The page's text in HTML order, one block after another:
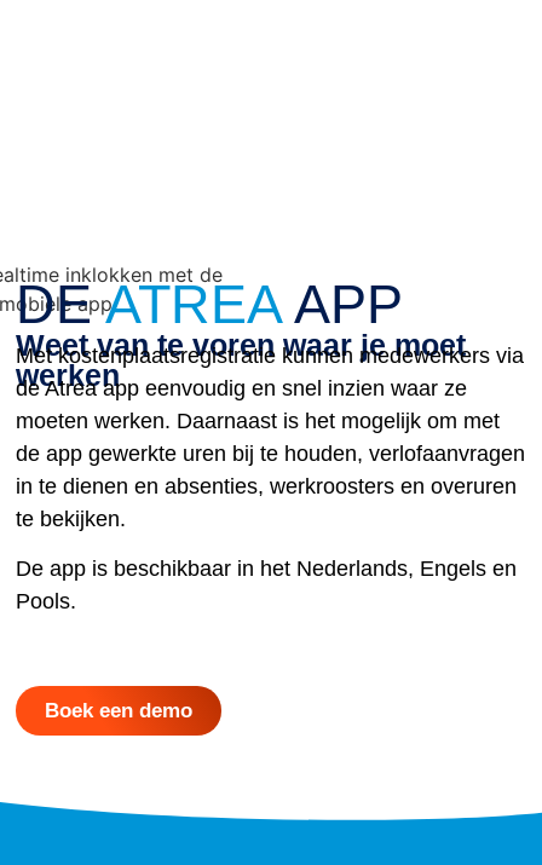
DEATREAAPP
Weet van te voren waar je moet
werken
Met kostenplaatsregistratie kunnen medewerkers via
de Atrea app eenvoudig en snel inzien waar ze
moeten werken. Daarnaast is het mogelijk om met
de app gewerkte uren bij te houden, verlofaanvragen
in te dienen en absenties, werkroosters en overuren
te bekijken.
De app is beschikbaar in het Nederlands, Engels en
Pools.
Boek een demo